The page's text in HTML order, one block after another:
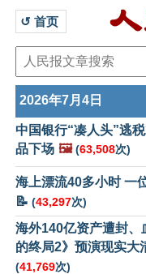
↺ 首页
2026年7月4日
中国银行“凑人头”逃
品下场 🖼️ (63,508次)
海上漂流40多小时 一
📝 (43,297次)
海外140亿资产遭封、
的终局2》预演现实大
(41,769次)